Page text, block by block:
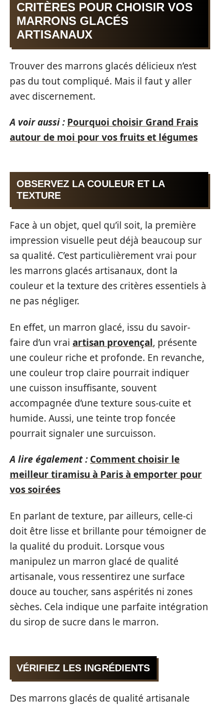
CRITÈRES POUR CHOISIR VOS
MARRONS GLACÉS
ARTISANAUX
Trouver des marrons glacés délicieux n’est
pas du tout compliqué. Mais il faut y aller
avec discernement.
A voir aussi : Pourquoi choisir Grand Frais
autour de moi pour vos fruits et légumes
OBSERVEZ LA COULEUR ET LA
TEXTURE
Face à un objet, quel qu’il soit, la première
impression visuelle peut déjà beaucoup sur
sa qualité. C’est particulièrement vrai pour
les marrons glacés artisanaux, dont la
couleur et la texture des critères essentiels à
ne pas négliger.
En effet, un marron glacé, issu du savoir-
faire d’un vrai artisan provençal, présente
une couleur riche et profonde. En revanche,
une couleur trop claire pourrait indiquer
une cuisson insuffisante, souvent
accompagnée d’une texture sous-cuite et
humide. Aussi, une teinte trop foncée
pourrait signaler une surcuisson.
A lire également : Comment choisir le
meilleur tiramisu à Paris à emporter pour
vos soirées
En parlant de texture, par ailleurs, celle-ci
doit être lisse et brillante pour témoigner de
la qualité du produit. Lorsque vous
manipulez un marron glacé de qualité
artisanale, vous ressentirez une surface
douce au toucher, sans aspérités ni zones
sèches. Cela indique une parfaite intégration
du sirop de sucre dans le marron.
VÉRIFIEZ LES INGRÉDIENTS
Des marrons glacés de qualité artisanale